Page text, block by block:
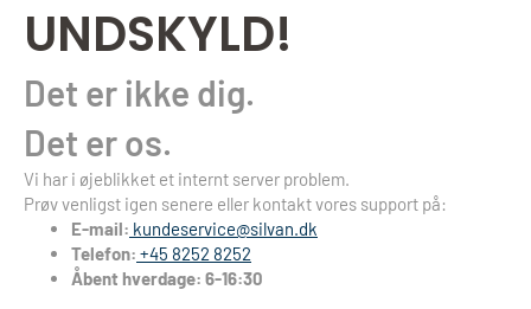
UNDSKYLD!
Det er ikke dig.
Det er os.
Vi har i øjeblikket et internt server problem.
Prøv venligst igen senere eller kontakt vores support på:
E-mail: kundeservice@silvan.dk
Telefon: +45 8252 8252
Åbent hverdage: 6-16:30